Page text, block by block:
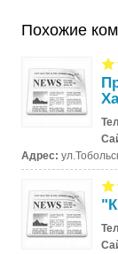
Похожие
Адрес: